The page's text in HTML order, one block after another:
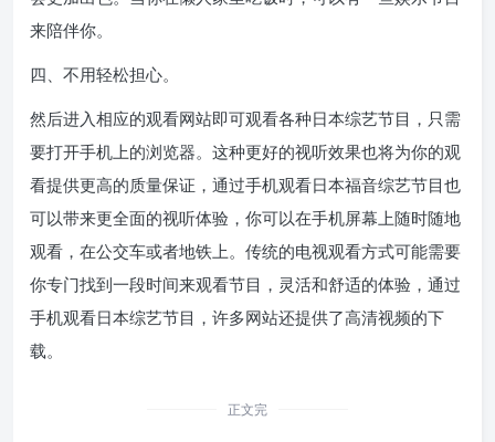
来陪伴你。
四、不用轻松担心。
然后进入相应的观看网站即可观看各种日本综艺节目，只需
要打开手机上的浏览器。这种更好的视听效果也将为你的观
看提供更高的质量保证，通过手机观看日本福音综艺节目也
可以带来更全面的视听体验，你可以在手机屏幕上随时随地
观看，在公交车或者地铁上。传统的电视观看方式可能需要
你专门找到一段时间来观看节目，灵活和舒适的体验，通过
手机观看日本综艺节目，许多网站还提供了高清视频的下
载。
正文完